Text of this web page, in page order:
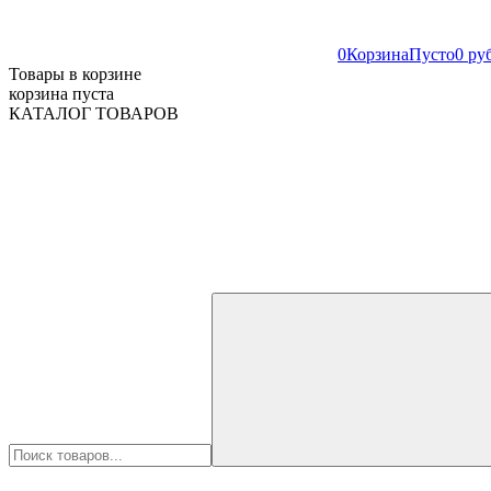
0КорзинаПусто0
Товары в корзине
корзина пуста
КАТАЛОГ ТОВАРОВ